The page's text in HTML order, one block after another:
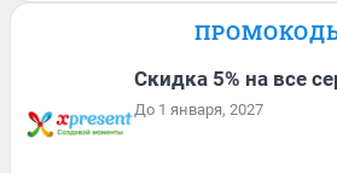
Скидка 5% на все
До 1 января, 2027